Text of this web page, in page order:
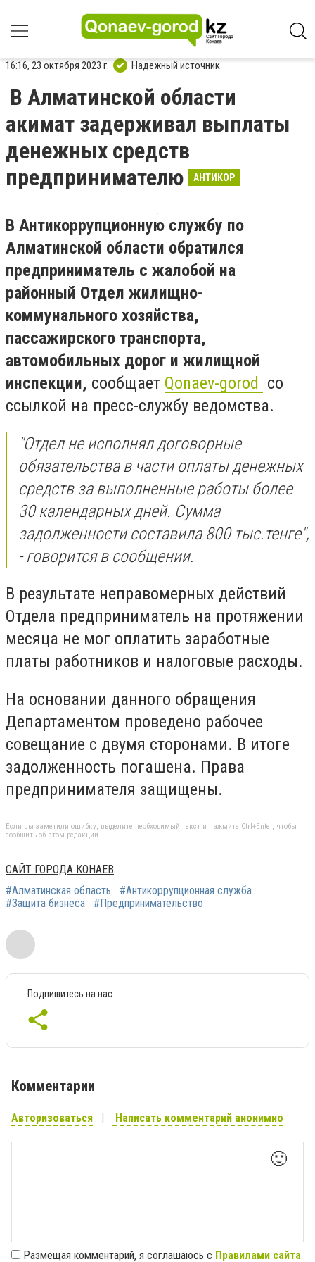
16:16, 23 октября 2023 г. Надежный источник
В Алматинской области
акимат задерживал выплаты
денежных средств
предпринимателю
АНТИКОР
В Антикоррупционную службу по
Алматинской области обратился
предприниматель с жалобой на
районный Отдел жилищно-
коммунального хозяйства,
пассажирского транспорта,
автомобильных дорог и жилищной
инспекции, сообщает Qonaev-gorod со
ссылкой на пресс-службу ведомства.
"Отдел не исполнял договорные
обязательства в части оплаты денежных
средств за выполненные работы более
30 календарных дней. Сумма
задолженности составила 800 тыс.тенге",
- говорится в сообщении.
В результате неправомерных действий
Отдела предприниматель на протяжении
месяца не мог оплатить заработные
платы работников и налоговые расходы.
На основании данного обращения
Департаментом проведено рабочее
совещание с двумя сторонами. В итоге
задолженность погашена. Права
предпринимателя защищены.
Если вы заметили ошибку, выделите необходимый текст и нажмите Ctrl+Enter, чтобы
сообщить об этом редакции
САЙТ ГОРОДА КОНАЕВ
#Алматинская область
#Антикоррупционная служба
#Защита бизнеса
#Предпринимательство
Подпишитесь на нас:
Комментарии
Авторизоваться Написать комментарий анонимно
🙂
Размещая комментарий, я соглашаюсь с Правилами сайта